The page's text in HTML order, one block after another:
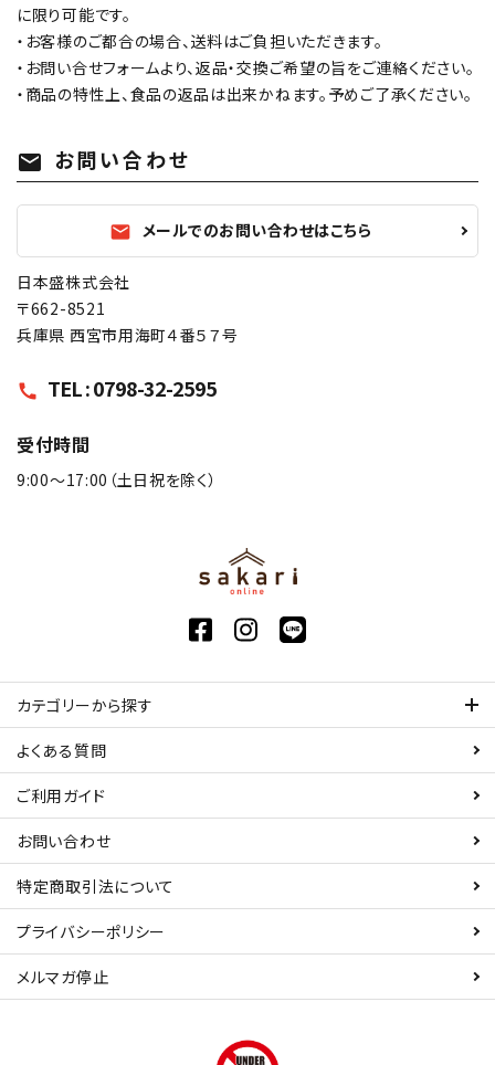
に限り可能です。
・お客様のご都合の場合、送料はご負担いただきます。
・お問い合せフォームより、返品・交換ご希望の旨をご連絡ください。
・商品の特性上、食品の返品は出来かねます。予めご了承ください。
mail お問い合わせ
mail メールでのお問い合わせはこちら
日本盛株式会社
〒662-8521
兵庫県 西宮市用海町４番５７号
call TEL : 0798-32-2595
受付時間
9:00〜17:00（土日祝を除く）
カテゴリーから探す
よくある質問
ご利用ガイド
お問い合わせ
特定商取引法について
プライバシーポリシー
メルマガ停止